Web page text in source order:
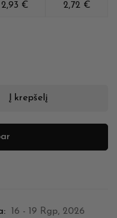
2,93 € 2,72 €
Į krepšelį
16 - 19 Rgp, 2026